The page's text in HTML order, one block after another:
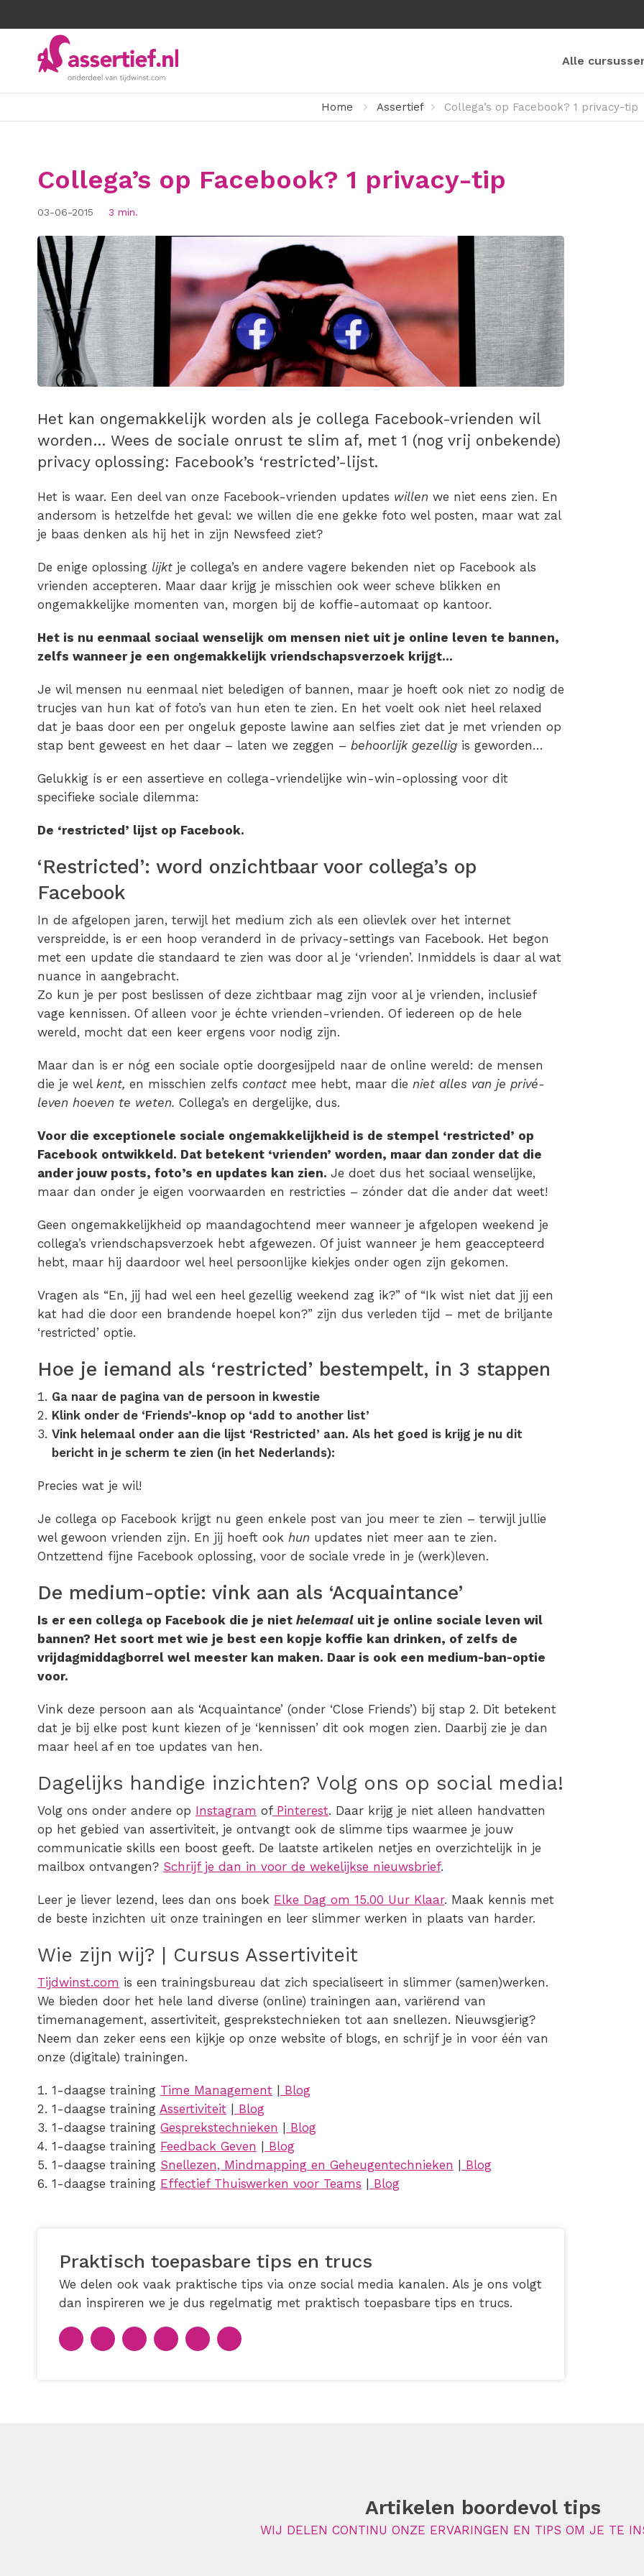
Alle
Home Assertief Collega’s op Facebook? 1 privacy-tip
Collega’s op Facebook? 1 privacy-tip
03-06-2015 3 min.
Het kan ongemakkelijk worden als je collega Facebook-vrienden wil
worden… Wees de sociale onrust te slim af, met 1 (nog vrij onbekende)
privacy oplossing: Facebook’s ‘restricted’-lijst.
Het is waar. Een deel van onze Facebook-vrienden updates willen we niet eens zien. En
andersom is hetzelfde het geval: we willen die ene gekke foto wel posten, maar wat zal
je baas denken als hij het in zijn Newsfeed ziet?
De enige oplossing lijkt je collega’s en andere vagere bekenden niet op Facebook als
vrienden accepteren. Maar daar krijg je misschien ook weer scheve blikken en
ongemakkelijke momenten van, morgen bij de koffie-automaat op kantoor.
Het is nu eenmaal sociaal wenselijk om mensen niet uit je online leven te bannen,
zelfs wanneer je een ongemakkelijk vriendschapsverzoek krijgt…
Je wil mensen nu eenmaal niet beledigen of bannen, maar je hoeft ook niet zo nodig de
trucjes van hun kat of foto’s van hun eten te zien. En het voelt ook niet heel relaxed
dat je baas door een per ongeluk geposte lawine aan selfies ziet dat je met vrienden op
stap bent geweest en het daar – laten we zeggen – behoorlijk gezellig is geworden…
Gelukkig ís er een assertieve en collega-vriendelijke win-win-oplossing voor dit
specifieke sociale dilemma:
De ‘restricted’ lijst op Facebook.
‘Restricted’: word onzichtbaar voor collega’s op
Facebook
In de afgelopen jaren, terwijl het medium zich als een olievlek over het internet
verspreidde, is er een hoop veranderd in de privacy-settings van Facebook. Het begon
met een update die standaard te zien was door al je ‘vrienden’. Inmiddels is daar al wat
nuance in aangebracht.
Zo kun je per post beslissen of deze zichtbaar mag zijn voor al je vrienden, inclusief
vage kennissen. Of alleen voor je échte vrienden-vrienden. Of iedereen op de hele
wereld, mocht dat een keer ergens voor nodig zijn.
Maar dan is er nóg een sociale optie doorgesijpeld naar de online wereld: de mensen
die je wel kent, en misschien zelfs contact mee hebt, maar die niet alles van je privé-
leven hoeven te weten. Collega’s en dergelijke, dus.
Voor die exceptionele sociale ongemakkelijkheid is de stempel ‘restricted’ op
Facebook ontwikkeld. Dat betekent ‘vrienden’ worden, maar dan zonder dat die
ander jouw posts, foto’s en updates kan zien. Je doet dus het sociaal wenselijke,
maar dan onder je eigen voorwaarden en restricties – zónder dat die ander dat weet!
Geen ongemakkelijkheid op maandagochtend meer wanneer je afgelopen weekend je
collega’s vriendschapsverzoek hebt afgewezen. Of juist wanneer je hem geaccepteerd
hebt, maar hij daardoor wel heel persoonlijke kiekjes onder ogen zijn gekomen.
Vragen als “En, jij had wel een heel gezellig weekend zag ik?” of “Ik wist niet dat jij een
kat had die door een brandende hoepel kon?” zijn dus verleden tijd – met de briljante
‘restricted’ optie.
Hoe je iemand als ‘restricted’ bestempelt, in 3 stappen
Ga naar de pagina van de persoon in kwestie
Klink onder de ‘Friends’-knop op ‘add to another list’
Vink helemaal onder aan die lijst ‘Restricted’ aan. Als het goed is krijg je nu dit
bericht in je scherm te zien (in het Nederlands):
Precies wat je wil!
Je collega op Facebook krijgt nu geen enkele post van jou meer te zien – terwijl jullie
wel gewoon vrienden zijn. En jij hoeft ook hun updates niet meer aan te zien.
Ontzettend fijne Facebook oplossing, voor de sociale vrede in je (werk)leven.
De medium-optie: vink aan als ‘Acquaintance’
Is er een collega op Facebook die je niet helemaal uit je online sociale leven wil
bannen? Het soort met wie je best een kopje koffie kan drinken, of zelfs de
vrijdagmiddagborrel wel meester kan maken. Daar is ook een medium-ban-optie
voor.
Vink deze persoon aan als ‘Acquaintance’ (onder ‘Close Friends’) bij stap 2. Dit betekent
dat je bij elke post kunt kiezen of je ‘kennissen’ dit ook mogen zien. Daarbij zie je dan
maar heel af en toe updates van hen.
Dagelijks handige inzichten? Volg ons op social media!
Volg ons onder andere op Instagram ofPinterest. Daar krijg je niet alleen handvatten
op het gebied van assertiviteit, je ontvangt ook de slimme tips waarmee je jouw
communicatie skills een boost geeft. De laatste artikelen netjes en overzichtelijk in je
mailbox ontvangen? Schrijf je dan in voor de wekelijkse nieuwsbrief.
Leer je liever lezend, lees dan ons boek Elke Dag om 15.00 Uur Klaar. Maak kennis met
de beste inzichten uit onze trainingen en leer slimmer werken in plaats van harder.
Wie zijn wij? | Cursus Assertiviteit
Tijdwinst.com is een trainingsbureau dat zich specialiseert in slimmer (samen)werken.
We bieden door het hele land diverse (online) trainingen aan, variërend van
timemanagement, assertiviteit, gesprekstechnieken tot aan snellezen. Nieuwsgierig?
Neem dan zeker eens een kijkje op onze website of blogs, en schrijf je in voor één van
onze (digitale) trainingen.
1-daagse training Time Management
Blog
1-daagse training Assertiviteit
Blog
1-daagse training Gesprekstechnieken
Blog
1-daagse training Feedback Geven
Blog
1-daagse training Snellezen, Mindmapping en Geheugentechnieken
Blog
1-daagse training Effectief Thuiswerken voor Teams Blog
Praktisch toepasbare tips en trucs
We delen ook vaak praktische tips via onze social media kanalen. Als je ons volgt
dan inspireren we je dus regelmatig met praktisch toepasbare tips en trucs.
Artikelen boordevol tips
WIJ DELEN CONTINU ONZE ERVARINGEN EN TIPS OM JE TE